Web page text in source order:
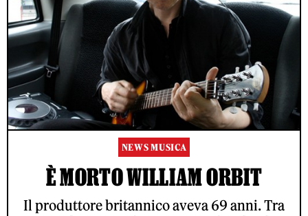
NEWS MUSICA
È MORTO WILLIAM ORBIT
Il produttore britannico aveva 69 anni. Tra